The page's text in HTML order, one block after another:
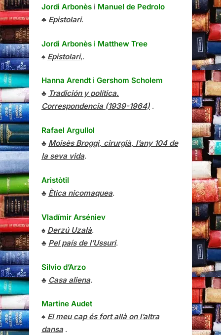
Jordi Arbonès i Manuel de Pedrolo
♣ Epistolari.
Jordi Arbonès i Matthew Tree
♠ Epistolari,.
Hanna Arendt i Gershom Scholem
♣ Tradición y política.
Correspondencia (1939-1964) .
Rafael Argullol
♣ Moisès Broggi, cirurgià, l’any 104 de
la seva vida.
Aristòtil
♣ Ètica nicomaquea.
Vladímir Arséniev
♠ Derzú Uzalà.
♣ Pel país de l’Ussuri.
Silvio d’Arzo
♣ Casa aliena.
Martine Audet
♠ El meu cap és fort allà on l’altra
dansa.